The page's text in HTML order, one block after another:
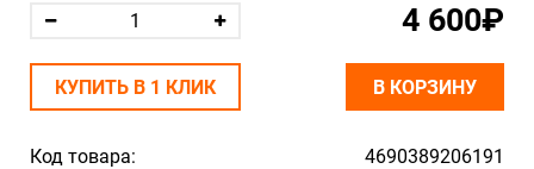
Код товара:
4690389206191
4 600₽
КУПИТЬ В 1 КЛИК В КОРЗИНУ